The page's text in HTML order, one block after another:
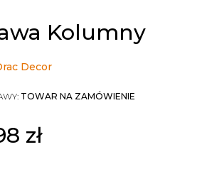
Kolumny
Decor
TOWAR NA ZAMÓWIENIE
zł